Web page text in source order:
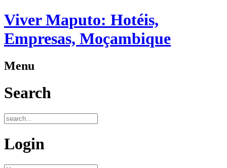
Viver Maputo: Hotéis,
Empresas, Moçambique
Menu
Search
Login